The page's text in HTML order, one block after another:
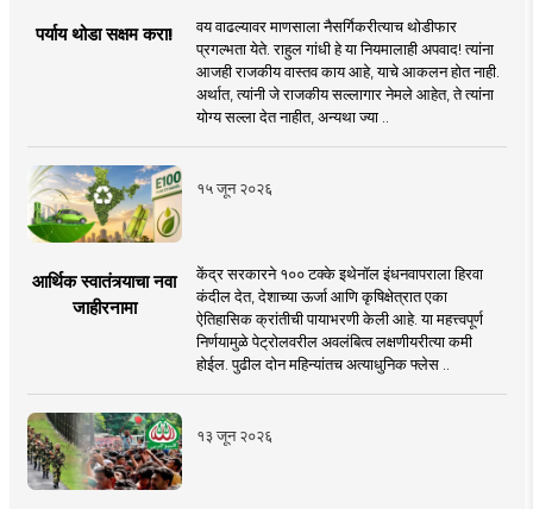
पर्याय थोडा सक्षम करा!
वय वाढल्यावर माणसाला नैसर्गिकरीत्याच थोडीफार
प्रगल्भता येते. राहुल गांधी हे या नियमालाही अपवाद! त्यांना
आजही राजकीय वास्तव काय आहे, याचे आकलन होत नाही.
अर्थात, त्यांनी जे राजकीय सल्लागार नेमले आहेत, ते त्यांना
योग्य सल्ला देत नाहीत, अन्यथा ज्या ..
१५ जून २०२६
आर्थिक स्वातंत्र्याचा नवा
जाहीरनामा
केंद्र सरकारने १०० टक्के इथेनॉल इंधनवापराला हिरवा
कंदील देत, देशाच्या ऊर्जा आणि कृषिक्षेत्रात एका
ऐतिहासिक क्रांतीची पायाभरणी केली आहे. या महत्त्वपूर्ण
निर्णयामुळे पेट्रोलवरील अवलंबित्व लक्षणीयरीत्या कमी
होईल. पुढील दोन महिन्यांतच अत्याधुनिक फ्लेस ..
१३ जून २०२६